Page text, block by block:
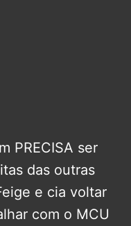
PRECISA ser
das outras
e cia voltar
com o MCU